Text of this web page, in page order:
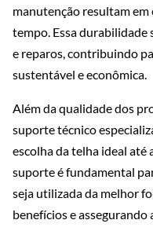
manutenção resultam
tempo. Essa durabilidade
e reparos, contribuindo
sustentável e econômica.
Além da qualidade dos
suporte técnico
escolha da telha ideal até
suporte é fundamental
seja utilizada da melhor
benefícios e assegurando